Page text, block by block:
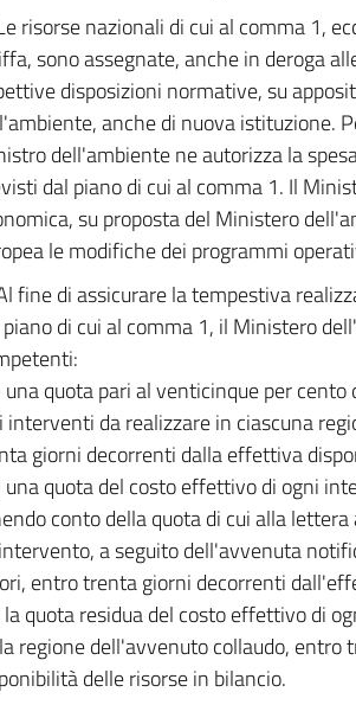
risorse nazionali di cui al comma 1,
sono assegnate, anche in deroga
disposizioni normative, su
anche di nuova istituzione.
dell'ambiente ne autorizza la
dal piano di cui al comma 1. Il
su proposta del Ministero
le modifiche dei programmi
fine di assicurare la tempestiva
di cui al comma 1, il Ministero
una quota pari al venticinque per
interventi da realizzare in ciascuna
giorni decorrenti dalla effettiva
una quota del costo effettivo di ogni
conto della quota di cui alla
a seguito dell'avvenuta
entro trenta giorni decorrenti
la quota residua del costo effettivo di
regione dell'avvenuto collaudo,
delle risorse in bilancio.